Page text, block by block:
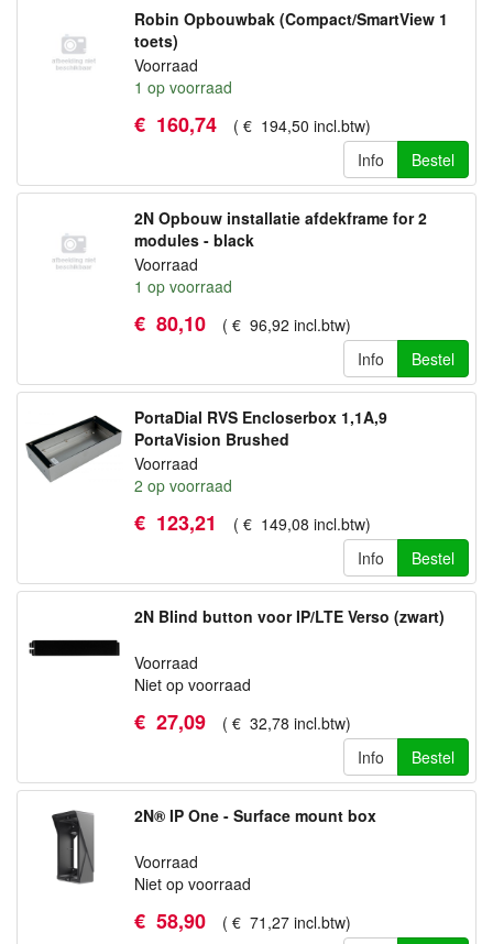
Robin Opbouwbak (Compact/SmartView 1
toets)
Voorraad
1 op voorraad
€ 160,74 ( € 194,50 incl.btw)
Info
Bestel
2N Opbouw installatie afdekframe for 2
modules - black
Voorraad
1 op voorraad
€ 80,10 ( € 96,92 incl.btw)
Info
Bestel
PortaDial RVS Encloserbox 1,1A,9
PortaVision Brushed
Voorraad
2 op voorraad
€ 123,21 ( € 149,08 incl.btw)
Info
Bestel
2N Blind button voor IP/LTE Verso (zwart)
Voorraad
Niet op voorraad
€ 27,09 ( € 32,78 incl.btw)
Info
Bestel
2N® IP One - Surface mount box
Voorraad
Niet op voorraad
€ 58,90 ( € 71 ,27 incl.btw)